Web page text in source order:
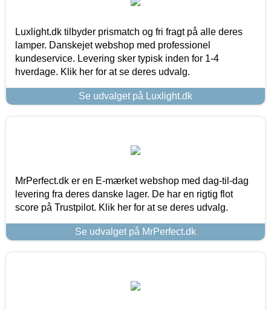
Luxlight.dk tilbyder prismatch og fri fragt på alle deres
lamper. Danskejet webshop med professionel
kundeservice. Levering sker typisk inden for 1-4
hverdage. Klik her for at se deres udvalg.
Se udvalget på Luxlight.dk
MrPerfect.dk er en E-mærket webshop med dag-til-dag
levering fra deres danske lager. De har en rigtig flot
score på Trustpilot. Klik her for at se deres udvalg.
Se udvalget på MrPerfect.dk